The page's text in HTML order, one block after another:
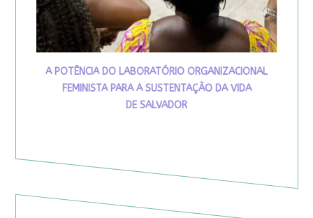
A POTÊNCIA DO LABORATÓRIO ORGANIZACIONAL
FEMINISTA PARA A SUSTENTAÇÃO DA VIDA
DE SALVADOR